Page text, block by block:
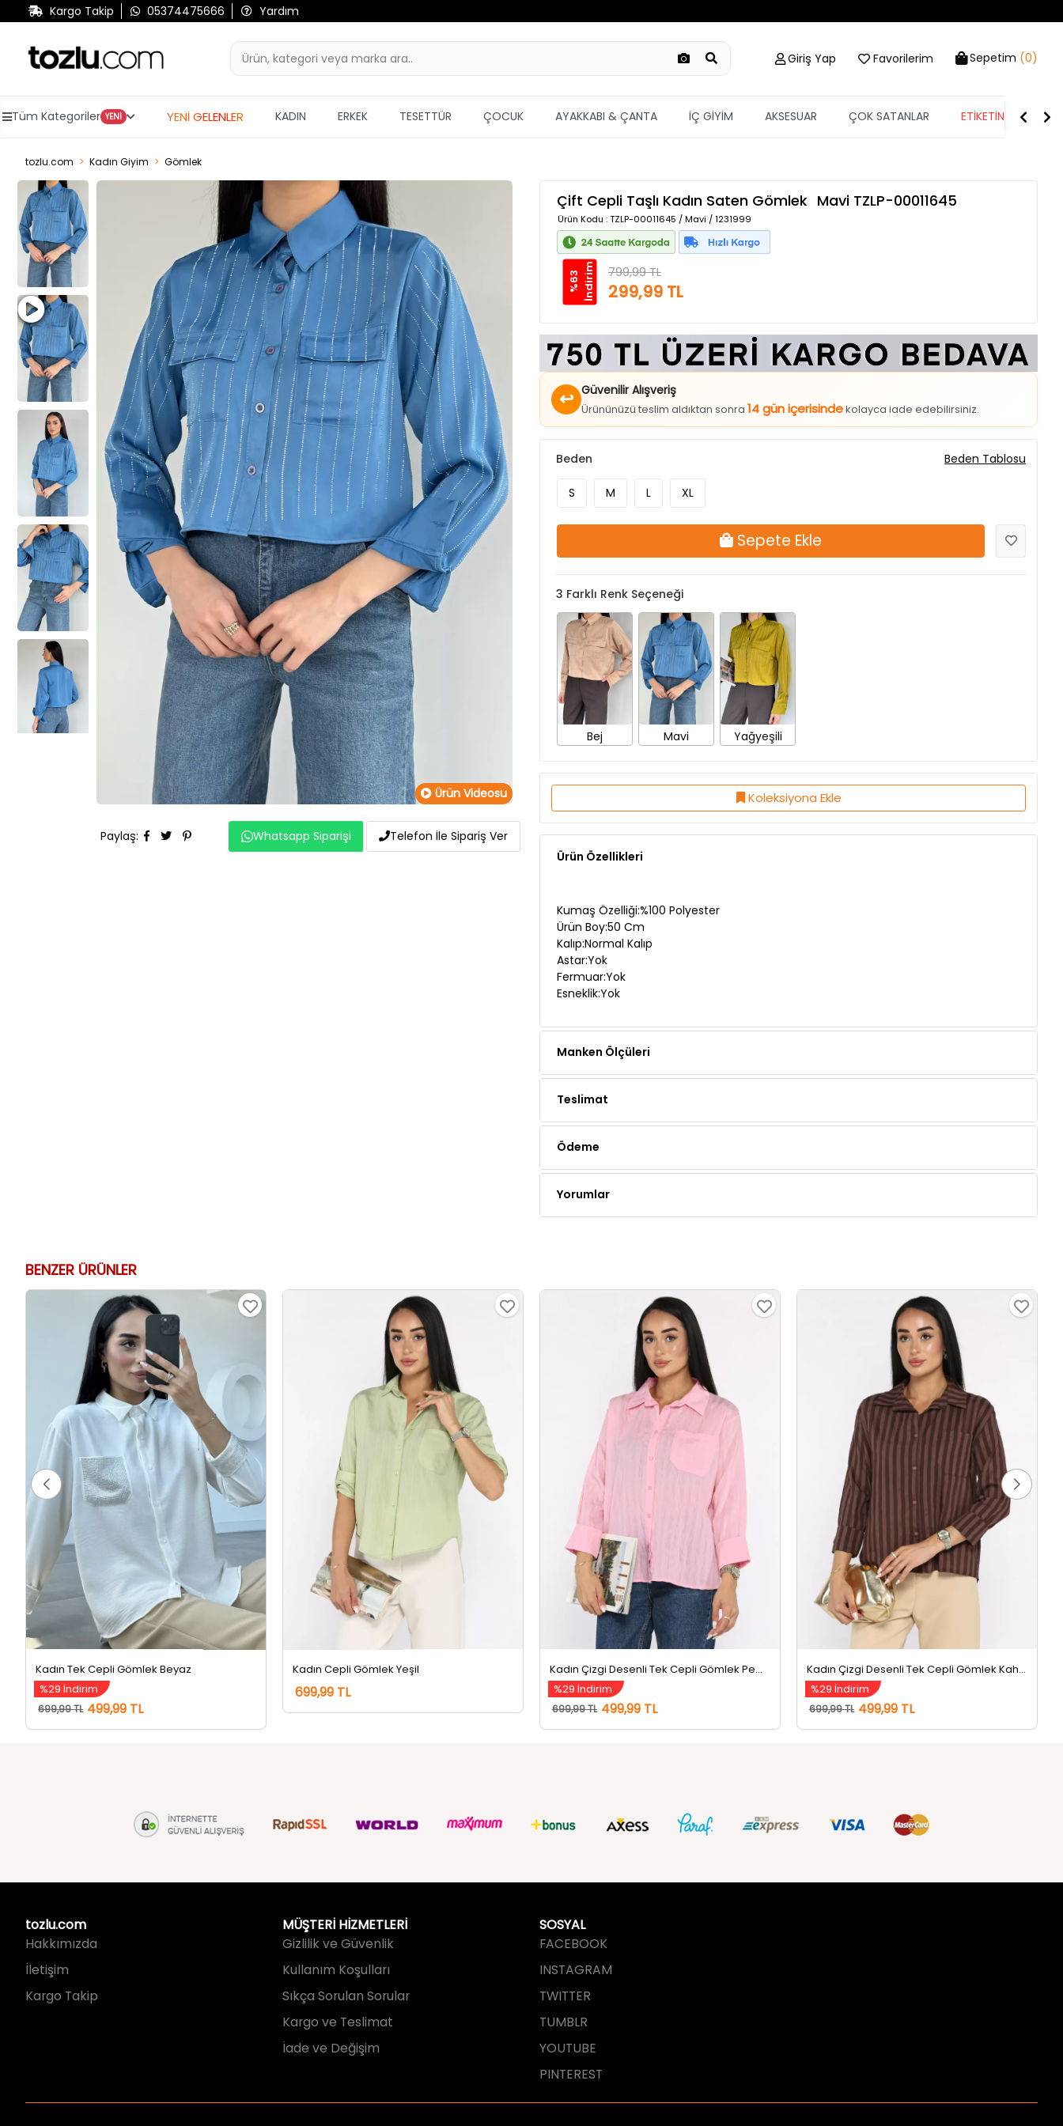
Kargo Takip 05374475666 Yardım
Giriş Yap Favorilerim Sepetim (0)
Tüm Kategoriler YENİ YENİ GELENLER KADIN ERKEK TESETTÜR ÇOCUK AYAKKABI & ÇANTA İÇ GİYİM AKSESUAR ÇOK SATANLAR ETİKETİN YARISI
tozlu.com Kadın Giyim Gömlek
Ürün Videosu
Paylaş: Whatsapp Siparişi Telefon İle Sipariş Ver
Çift Cepli Taşlı Kadın Saten Gömlek Mavi TZLP-00011645
Ürün Kodu : TZLP-00011645 / Mavi / 1231999
%
6
3
İ
n
d
i
r
i m 799,99 TL
299,99 TL
↩ Güvenilir Alışveriş
Ürününüzü teslim aldıktan sonra14 gün içerisindekolayca iade edebilirsiniz.
S
3Farklı Renk Seçeneği
Mavi Yağyeşili
Koleksiyona Ekle
Ürün Özellikleri
Kalıp:Normal Kalıp
Astar:Yok
Fermuar:Yok
Esneklik:Yok
Kadın Tek Cepli Gömlek Beyaz
%29 İndirim
699,99 TL 499,99 TL
Kadın Cepli Gömlek Yeşil
699,99 TL
%29 İndirim
699,99 TL 499,99 TL
%29 İndirim
699,99 TL 499,99 TL
tozlu.com
İletişim
Kargo Takip
MÜŞTERİ HİZMETLERİ
Kullanım Koşulları
SOSYAL
INSTAGRAM
tarafından tasarlanmış ve geliştirilmiştir.